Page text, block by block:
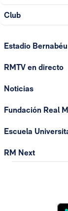
Club
Estadio Bernabéu
RMTV en directo
Noticias
Fundación Real
Escuela
RM Next